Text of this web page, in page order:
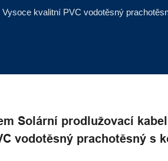
kvalitní PVC vodotěsný
Solární prodlužovací
vodotěsný prachotěsný s